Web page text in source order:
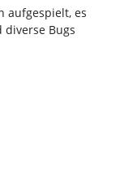
aufgespielt, es
Bugs